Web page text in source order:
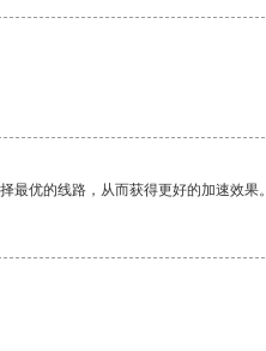
优的线路，从而获得更好的加速效果。